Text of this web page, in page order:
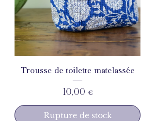
Trousse de toilette matelassée
Prix
10,00 €
Rupture de stock